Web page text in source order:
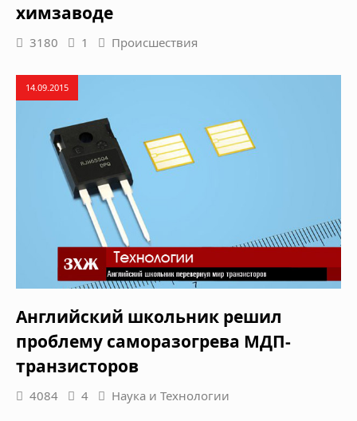
химзаводе
3180 1 Происшествия
14.09.2015
Английский школьник решил
проблему саморазогрева МДП-
транзисторов
4084 4 Наука и Технологии